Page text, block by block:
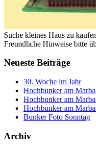
Suche kleines Haus zu
Freundliche Hinweise bitte
Neueste Beiträge
30. Woche im Jahr
Hochbunker am
Hochbunker am
Hochbunker am
Bunker Foto Sonntag
Archiv